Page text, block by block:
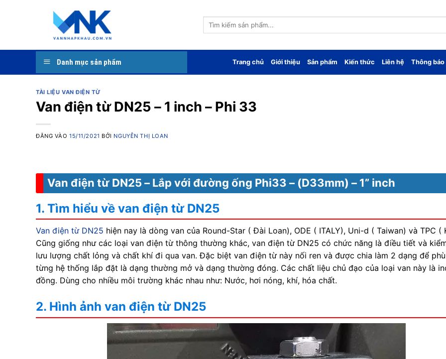
Tìm
Danh mục sản phẩm Trang chủ Giới thiệu Sản phẩm Kiến thức Liên hệ Thông báo
TÀI LIỆU VAN ĐIỆN TỪ
Van điện từ DN25 – 1 inch – Phi 33
ĐĂNG VÀO15/11/2021 BỞI NGUYỄN THỊ LOAN
Van điện từ DN25 – Lắp với đường ống Phi33 – (D33mm) – 1” inch
1. Tìm hiểu về van điện từ DN25
Van điện từ DN25 hiện nay là dòng van của Round-Star ( Đài Loan), ODE ( ITALY), Uni-d ( Taiwan) và TPC (
Cũng giống như các loại van điện từ thông thường khác, van điện từ DN25 có chức năng là điều tiết và
lưu lượng chất lỏng và chất khí đi qua van. Đặc biệt van điện từ này nối ren và được chia làm 2 dạng để
từng hệ thống lắp đặt là dạng thường mở và dạng thường đóng. Các chất liệu chủ đạo của loại van này là
đồng. Dùng cho nhiều môi trường khác nhau như: Nước, hơi nóng, khí, hóa chất.
2. Hình ảnh van điện từ DN25